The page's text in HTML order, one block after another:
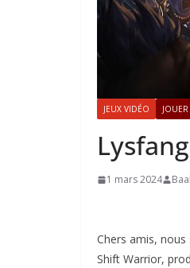
JEUX VIDÉO JOUER
1 mars 2024
Chers amis,
Shift Warrior,